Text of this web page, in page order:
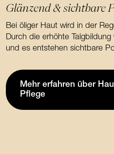
Glänzend & sichtbare
Bei öliger Haut wird in der
Durch die erhöhte
und es entstehen sichtbare
Mehr erfahren über
Pflege